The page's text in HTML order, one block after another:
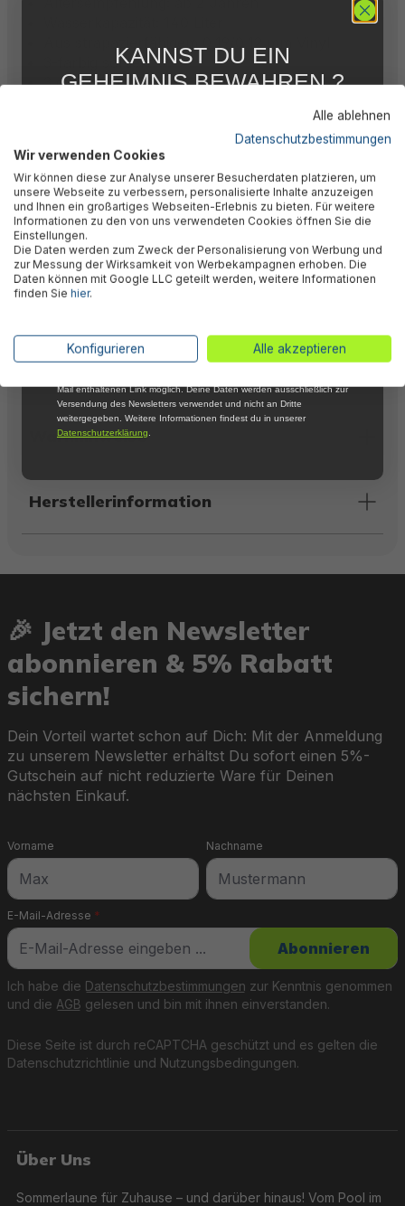
3-farbig sortiert
3 gleiche Luftringe
Inklusive selbstklebendem Reparaturflicken
Farbkarton
Beschreibung
Warnhinweise
Herstellerinformation
🎉 Jetzt den Newsletter
abonnieren & 5% Rabatt
sichern!
Dein Vorteil wartet schon auf Dich: Mit der Anmeldung
zu unserem Newsletter erhältst Du sofort einen 5%-
Gutschein auf nicht reduzierte Ware für Deinen
nächsten Einkauf.
E-Mail-Adresse *
Vorname Nachname
Diese Seite ist durch reCAPTCHA geschützt und es gelten die
Datenschutzrichtlinie und Nutzungsbedingungen.
Ich habe die Datenschutzbestimmungen zur Kenntnis genommen
und die AGB gelesen und bin mit ihnen einverstanden.
Abonnieren
Über Uns
Sommerlaune für Zuhause – und darüber hinaus! Vom Pool im
Alle ablehnen
Datenschutzbestimmungen
Wir verwenden Cookies
Wir können diese zur Analyse unserer Besucherdaten platzieren, um
unsere Webseite zu verbessern, personalisierte Inhalte anzuzeigen
und Ihnen ein großartiges Webseiten-Erlebnis zu bieten. Für weitere
Informationen zu den von uns verwendeten Cookies öffnen Sie die
Einstellungen.
Die Daten werden zum Zweck der Personalisierung von Werbung und
zur Messung der Wirksamkeit von Werbekampagnen erhoben. Die
Daten können mit Google LLC geteilt werden, weitere Informationen
finden Sie hier.
Konfigurieren Alle akzeptieren
KANNST DU EIN
GEHEIMNIS BEWAHREN ?
FÜR DICH
Abonniere jetzt unseren kostenlosen
Newsletter, verpasse keine Neuigkeiten und
Aktionen mehr und sichere Dir 5 %
Willkommensrabatt auf nicht reduzierte Ware
bei Deiner ersten Bestellung !*
Email
*Mit der Anmeldung zum Newsletter stimmst du zu, regelmäßig per E-
Mail über aktuelle Angebote, Aktionen und Produktneuheiten
Mail enthaltenen Link möglich. Deine Daten werden ausschließlich zur
Versendung des Newsletters verwendet und nicht an Dritte
weitergegeben. Weitere Informationen findest du in unserer
Datenschutzerklärung